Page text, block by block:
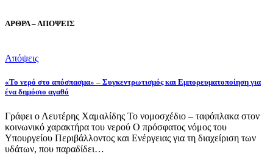
ΑΡΘΡΑ – ΑΠΟΨΕΙΣ
Απόψεις
«Το νερό στο απόσπασμα» – Συγκεντρωτισμός και Εμπορευματοποίηση για
ένα δημόσιο αγαθό
Γράφει ο Λευτέρης Χαμαλίδης Το νομοσχέδιο – ταφόπλακα στον
κοινωνικό χαρακτήρα του νερού Ο πρόσφατος νόμος του
Υπουργείου Περιβάλλοντος και Ενέργειας για τη διαχείριση των
υδάτων, που παραδίδει…